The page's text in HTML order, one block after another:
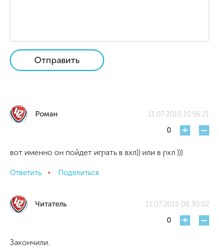
Отправить
Роман
11.07.2015 15:56:21
0
+ -
вот именно он пойдет играть в вхл)) или в рхл )))
Ответить Поделиться
Читатель
11.07.2015 08:30:02
0
+ -
Закончили.